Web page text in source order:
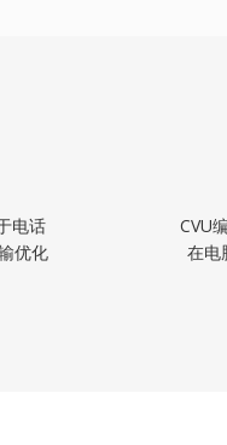
电话
优化
CVU
在电